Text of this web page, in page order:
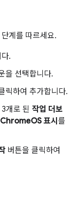
계를 따르세요.
.
을 선택합니다.
릭하여 추가합니다.
개로 된 작업 더보
표시 를
버튼을 클릭하여